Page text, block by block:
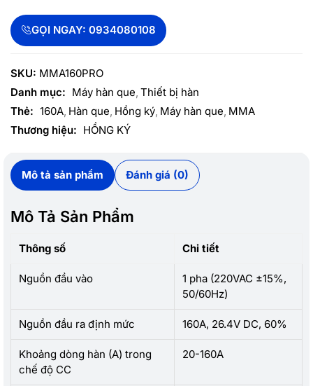
GỌI NGAY: 0934080108
SKU: MMA160PRO
Danh mục: Máy hàn que Thiết bị hàn
Thẻ: 160A Hàn que Hồng ký Máy hàn que MMA
Thương hiệu: HỒNG KÝ
Mô tả sản phẩm Đánh giá (0)
Mô Tả Sản Phẩm
Thông số Chi tiết
Nguồn đầu vào
1 pha (220VAC ±15%,
50/60Hz)
Nguồn đầu ra định mức 160A, 26.4V DC, 60%
Khoảng dòng hàn (A) trong
chế độ CC
20-160A